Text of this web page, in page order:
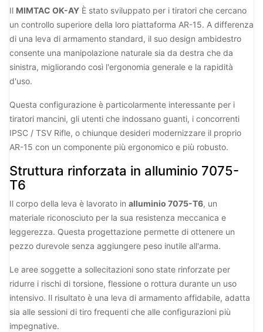
Il MIMTAC OK-AY È stato sviluppato per i tiratori che cercano
un controllo superiore della loro piattaforma AR-15. A differenza
di una leva di armamento standard, il suo design ambidestro
consente una manipolazione naturale sia da destra che da
sinistra, migliorando così l'ergonomia generale e la rapidità
d'uso.
Questa configurazione è particolarmente interessante per i
tiratori mancini, gli utenti che indossano guanti, i concorrenti
IPSC / TSV Rifle, o chiunque desideri modernizzare il proprio
AR-15 con un componente più ergonomico e più robusto.
Struttura rinforzata in alluminio 7075-
T6
Il corpo della leva è lavorato in alluminio 7075-T6, un
materiale riconosciuto per la sua resistenza meccanica e
leggerezza. Questa progettazione permette di ottenere un
pezzo durevole senza aggiungere peso inutile all'arma.
Le aree soggette a sollecitazioni sono state rinforzate per
ridurre i rischi di torsione, flessione o rottura durante un uso
intensivo. Il risultato è una leva di armamento affidabile, adatta
sia alle sessioni di tiro frequenti che alle configurazioni più
impegnative.